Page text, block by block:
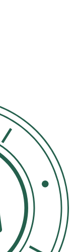
riklig
menskopp och
inte
såsom en
medicinskt